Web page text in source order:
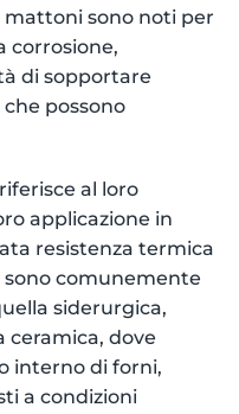
sono noti per
corrosione,
di sopportare
possono
al loro
applicazione in
resistenza termica
comunemente
siderurgica,
ceramica, dove
interno di forni,
a condizioni